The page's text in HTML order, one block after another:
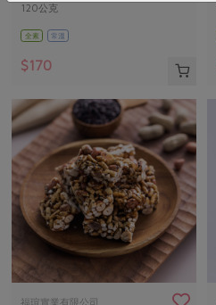
120公克
全素 常溫
$170
福瑄實業有限公司